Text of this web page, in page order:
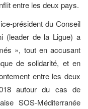
entre les deux pays.
président du Conseil
(leader de la Ligue) a
», tout en accusant
de solidarité, et en
entre les deux
autour du cas de
SOS-Méditerranée